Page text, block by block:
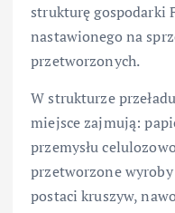
strukturę
nastawionego na
przetworzonych.
W strukturze
miejsce zajmują:
przemysłu
przetworzone
postaci kruszyw,